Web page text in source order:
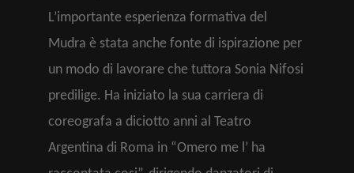
L’importante esperienza formativa del
Mudra è stata anche fonte di ispirazione per
un modo di lavorare che tuttora Sonia Nifosi
predilige. Ha iniziato la sua carriera di
coreografa a diciotto anni al Teatro
Argentina di Roma in “Omero me l’ ha